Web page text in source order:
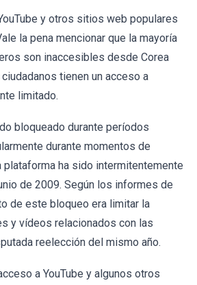
y otros sitios web populares
la pena mencionar que la mayoría
son inaccesibles desde Corea
tienen un acceso a
limitado.
bloqueado durante períodos
durante momentos de
plataforma ha sido intermitentemente
de 2009. Según los informes de
de este bloqueo era limitar la
y vídeos relacionados con las
reelección del mismo año.
a YouTube y algunos otros